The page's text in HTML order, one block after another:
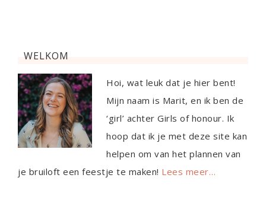
WELKOM
Hoi, wat leuk dat je hier bent!
Mijn naam is Marit, en ik ben de
‘girl’ achter Girls of honour. Ik
hoop dat ik je met deze site kan
helpen om van het plannen van
je bruiloft een feestje te maken! Lees meer…